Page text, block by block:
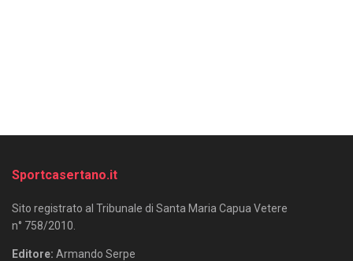
Sportcasertano.it
Sito registrato al Tribunale di Santa Maria Capua Vetere
n° 758/2010.
Editore: Armando Serpe